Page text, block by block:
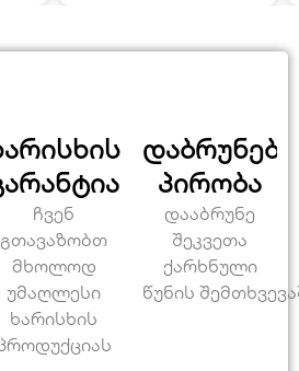
ჩვენ
გთავაზობთ
მხოლოდ
უმაღლესი
ხარისხის
პირობა
დააბრუნე
შეკვეთა
ქარხნული
წუნის